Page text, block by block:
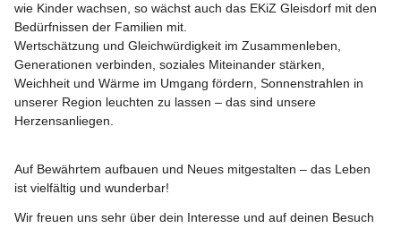
wie Kinder wachsen, so wächst auch das EKiZ Gleisdorf mit den
Bedürfnissen der Familien mit.
Wertschätzung und Gleichwürdigkeit im Zusammenleben,
Generationen verbinden, soziales Miteinander stärken,
Weichheit und Wärme im Umgang fördern, Sonnenstrahlen in
unserer Region leuchten zu lassen – das sind unsere
Herzensanliegen.
Auf Bewährtem aufbauen und Neues mitgestalten – das Leben
ist vielfältig und wunderbar!
Wir freuen uns sehr über dein Interesse und auf deinen Besuch